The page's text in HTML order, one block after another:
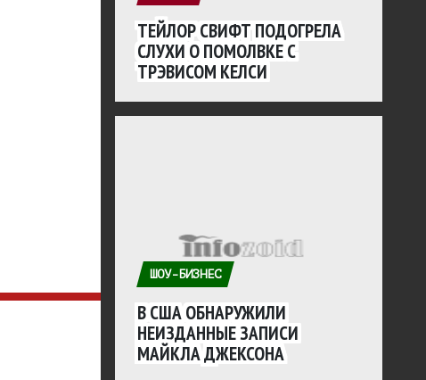
ТЕЙЛОР СВИФТ ПОДОГРЕЛА
СЛУХИ О ПОМОЛВКЕ С
ТРЭВИСОМ КЕЛСИ
ШОУ-БИЗНЕС
В США ОБНАРУЖИЛИ
НЕИЗДАННЫЕ ЗАПИСИ
МАЙКЛА ДЖЕКСОНА